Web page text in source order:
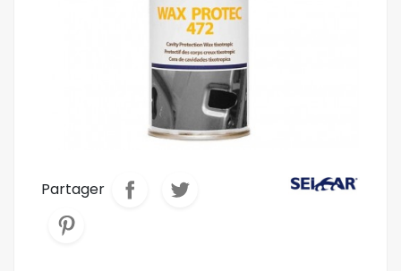
Partager